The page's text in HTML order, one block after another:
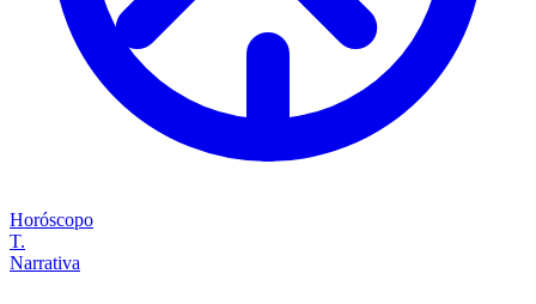
Horóscopo
T.
Narrativa